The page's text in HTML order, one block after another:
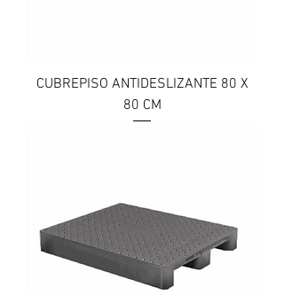
CUBREPISO ANTIDESLIZANTE 80 X
80 CM